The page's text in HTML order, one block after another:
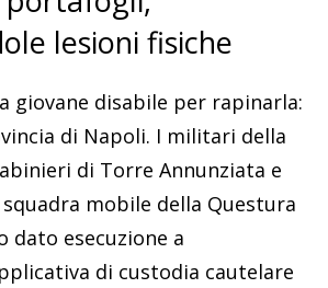
lesioni fisiche
giovane disabile per rapinarla:
di Napoli. I militari della
di Torre Annunziata e
mobile della Questura
dato esecuzione a
di custodia cautelare